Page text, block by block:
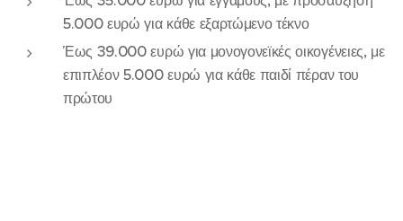
5.000 ευρώ για κάθε εξαρτώμενο τέκνο
Έως 39.000 ευρώ για μονογονεϊκές οικογένειες, με
επιπλέον 5.000 ευρώ για κάθε παιδί πέραν του
πρώτου